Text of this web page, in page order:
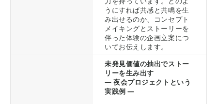
うにすれば共感と共鳴を生
み出せるのか、コンセプト
メイキングとストーリーを
伴った体験の企画立案につ
いてお伝えします。
未発見価値の抽出でストー
リーを生み出す
― 夜会プロジェクトという
実践例 ―